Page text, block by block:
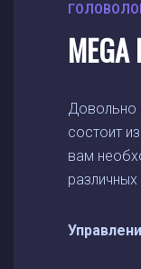
MEGA
Довольно
состоит
вам